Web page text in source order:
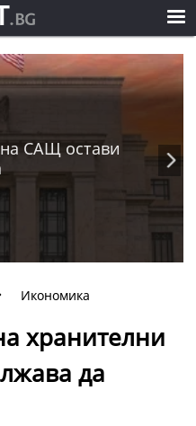
САЩ остави
Икономика
хранителни
да